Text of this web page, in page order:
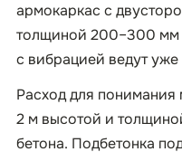
армокаркас с
толщиной 200–300 мм
с вибрацией ведут
Расход для понимания
2 м высотой и
бетона. Подбетонка